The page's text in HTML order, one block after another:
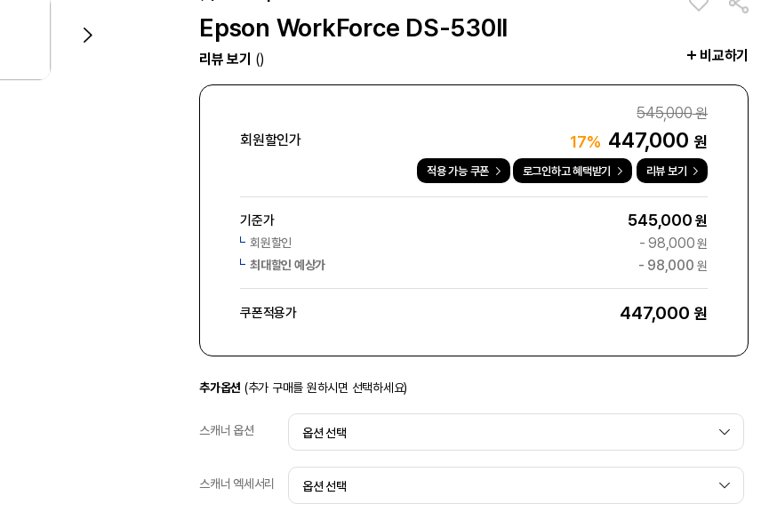
Epson WorkForce DS-530II
리뷰 보기 () 비교하기
545,000원
회원할인가
17% 447,000원
적용 가능 쿠폰 로그인하고 혜택받기 리뷰 보기
기준가 545,000원
회원할인 - 98,000원
최대할인 예상가
- 98,000 원
쿠폰적용가 447,000 원
추가옵션 (추가 구매를 원하시면 선택하세요)
스캐너 옵션
스캐너 엑세서리